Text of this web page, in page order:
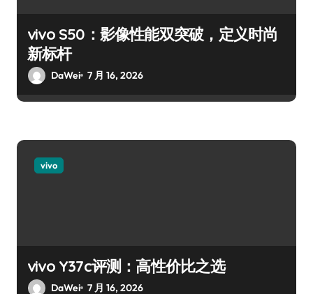
vivo S50：影像性能双突破，定义时尚
新标杆
DaWei 7 月 16, 2026
vivo
vivo Y37c评测：高性价比之选
DaWei 7 月 16, 2026